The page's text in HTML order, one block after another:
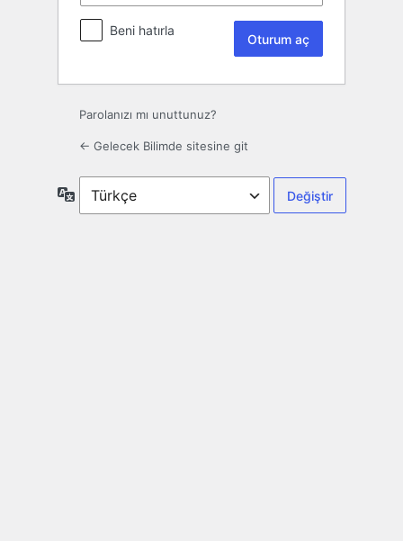
Beni hatırla
Parolanızı mı unuttunuz?
← Gelecek Bilimde sitesine git
Dil